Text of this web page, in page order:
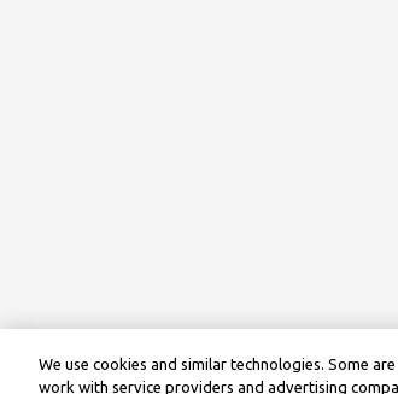
We use cookies and similar technologies. Some
work with service providers and advertising